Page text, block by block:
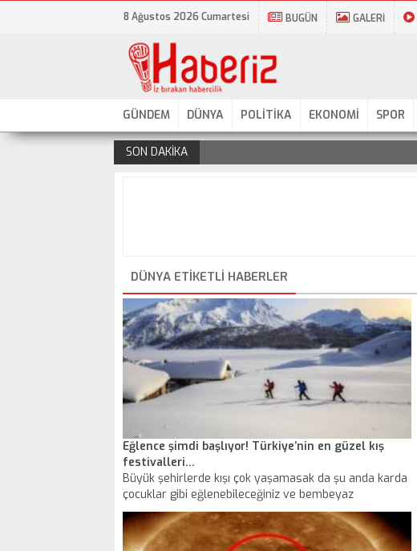
8 Ağustos 2026 Cumartesi BUGÜN GALERİ
GÜNDEM DÜNYA POLİTİKA EKONOMİ SPOR
SON DAKİKA
DÜNYA ETIKETLI HABERLER
Eğlence şimdi başlıyor! Türkiye’nin en güzel kış
festivalleri…
Büyük şehirlerde kışı çok yaşamasak da şu anda karda
çocuklar gibi eğlenebileceğiniz ve bembeyaz
manzarayı izleyerek huzur bulabileceğiniz birçok yer
var. Oralara gitmek için festivalleri bahane
edebilirsiniz.